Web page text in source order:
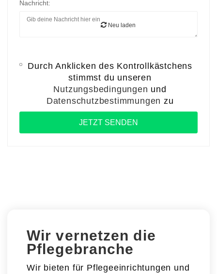
Nachricht:
Neu laden
Durch Anklicken des Kontrollkästchens
stimmst du unseren
Nutzungsbedingungen und
Datenschutzbestimmungen zu
Wir vernetzen die
Pflegebranche
Wir bieten für Pflegeeinrichtungen und